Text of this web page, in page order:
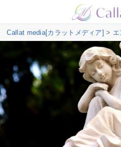
Callat media[カラットメディア] >